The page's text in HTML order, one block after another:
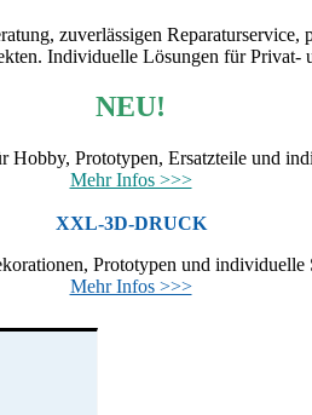
zuverlässigen
Individuelle Lösungen für Privat-
NEU!
Hobby, Prototypen, Ersatzteile und
Mehr Infos >>>
XXL-3D-DRUCK
Prototypen und individuelle
Mehr Infos >>>